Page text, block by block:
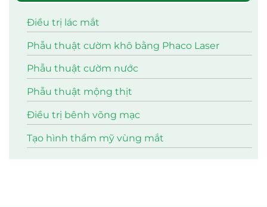
Điều trị lác mắt
Phẫu thuật cườm khô bằng Phaco Laser
Phẫu thuật cườm nước
Phẫu thuật mộng thịt
Điều trị bênh võng mạc
Tạo hình thẩm mỹ vùng mắt